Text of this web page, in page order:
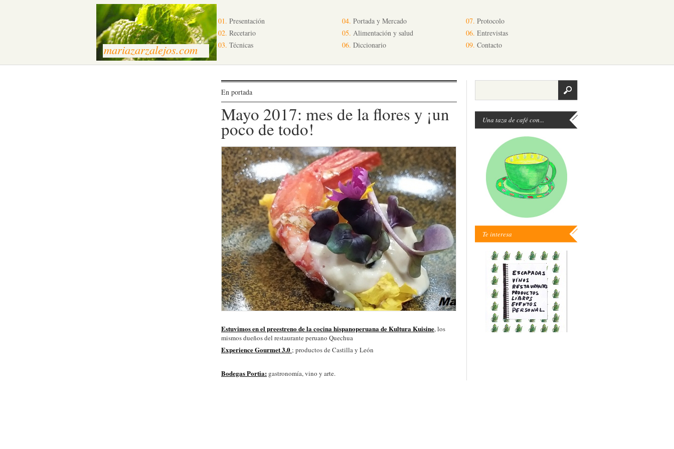
mariazarzalejos.com
01. Presentación 04. Portada y Mercado 07. Protocolo
02. Recetario 05. Alimentación y salud 06. Entrevistas
03. Técnicas 06. Diccionario 09. Contacto
En portada
Mayo 2017: mes de la flores y ¡un
poco de todo!
Estuvimos en el preestreno de la cocina hispanoperuana de Kultura Kuisine, los
mismos dueños del restaurante peruano Quechua
Experience Gourmet 3.0 ; productos de Castilla y León
Bodegas Portia: gastronomía, vino y arte.
Una taza de café con...
Te interesa